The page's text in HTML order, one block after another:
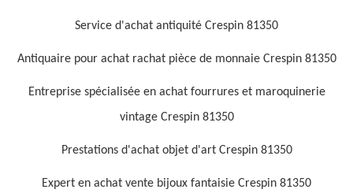
Service d'achat antiquité Crespin 81350
Antiquaire pour achat rachat pièce de monnaie Crespin 81350
Entreprise spécialisée en achat fourrures et maroquinerie
vintage Crespin 81350
Prestations d'achat objet d'art Crespin 81350
Expert en achat vente bijoux fantaisie Crespin 81350